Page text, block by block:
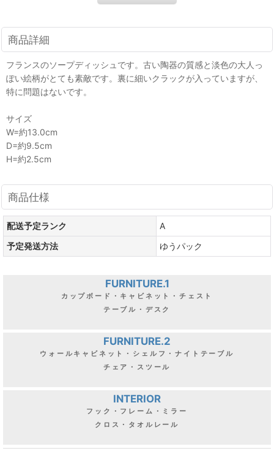
商品詳細
フランスのソープディッシュです。古い陶器の質感と淡色の大人っ
ぽい絵柄がとても素敵です。裏に細いクラックが入っていますが、
特に問題はないです。
サイズ
W=約13.0cm
D=約9.5cm
H=約2.5cm
商品仕様
配送予定ランク
A
予定発送方法
ゆうパック
FURNITURE.1
カップボード・キャビネット・チェスト
テーブル・デスク
FURNITURE.2
ウォールキャビネット・シェルフ・ナイトテーブル
チェア・スツール
INTERIOR
フック・フレーム・ミラー
クロス・タオルレール